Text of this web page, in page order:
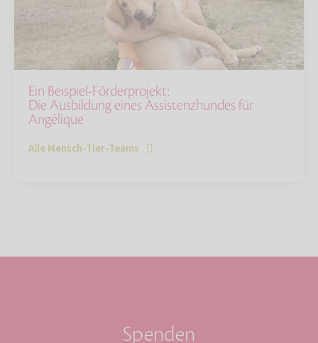
Ein Beispiel-Förderprojekt:
Die Ausbildung eines Assistenzhundes für
Angélique
Alle Mensch-Tier-Teams
Spenden